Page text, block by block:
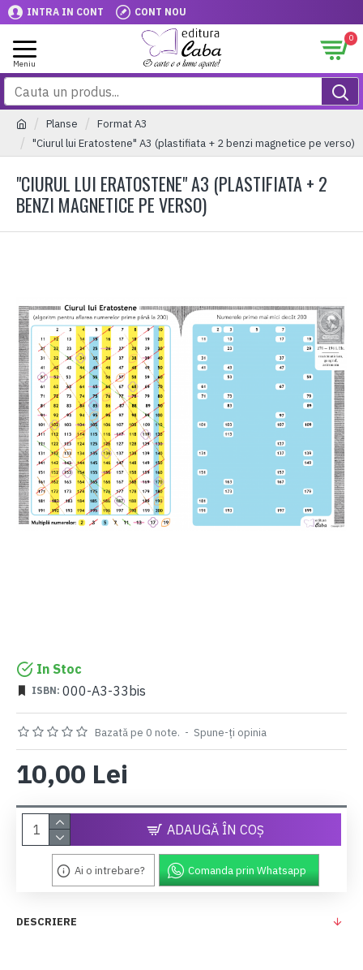
INTRA IN CONT CONT NOU
0
Planse
Format A3
"Ciurul lui Eratostene" A3 (plastifiata + 2 benzi magnetice pe verso)
"CIURUL LUI ERATOSTENE" A3 (PLASTIFIATA + 2
BENZI MAGNETICE PE VERSO)
In Stoc
ISBN: 000-A3-33bis
Bazată pe 0 note. - Spune-ţi opinia
10,00 Lei
ADAUGĂ ÎN COŞ
Ai o intrebare? Comanda prin Whatsapp
DESCRIERE